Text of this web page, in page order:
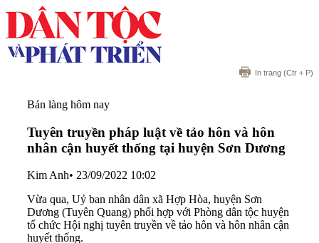
In trang (Ctr + P)
Bản làng hôm nay
Tuyên truyền pháp luật về tảo hôn và hôn
nhân cận huyết thống tại huyện Sơn Dương
Kim Anh• 23/09/2022 10:02
Vừa qua, Uỷ ban nhân dân xã Hợp Hòa, huyện Sơn
Dương (Tuyên Quang) phối hợp với Phòng dân tộc huyện
tổ chức Hội nghị tuyên truyền về tảo hôn và hôn nhân cận
huyết thống.